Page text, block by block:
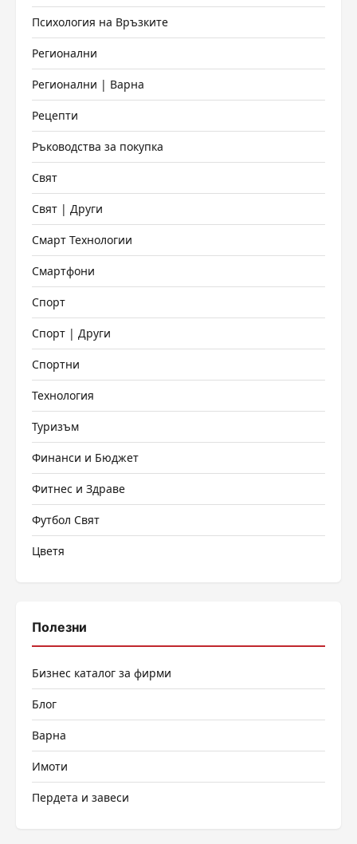
Психология на Връзките
Регионални
Регионални | Варна
Рецепти
Ръководства за покупка
Свят
Свят | Други
Смарт Технологии
Смартфони
Спорт
Спорт | Други
Спортни
Технология
Туризъм
Финанси и Бюджет
Фитнес и Здраве
Футбол Свят
Цветя
Полезни
Бизнес каталог за фирми
Блог
Варна
Имоти
Пердета и завеси